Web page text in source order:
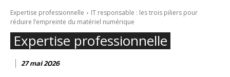
Expertise professionnelle
IT responsable : les trois piliers pour
réduire l’empreinte du matériel numérique
Expertise professionnelle
27 mai 2026